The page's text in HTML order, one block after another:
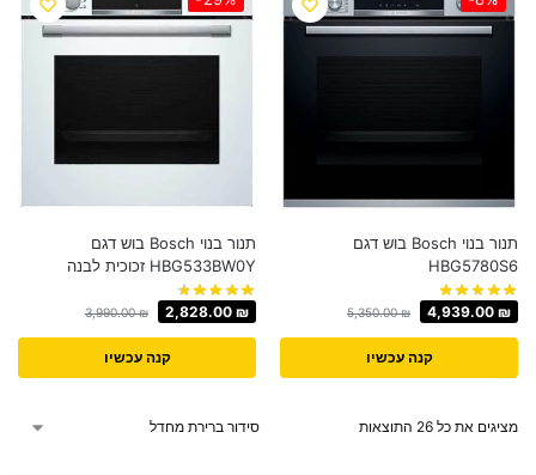
תנור בנוי Bosch בוש דגם
HBG5780S6
5,350.00₪ 4,939.00 ₪
קנה עכשיו
תנור בנוי Bosch בוש דגם
HBG533BW0Y זכוכית לבנה
3,990.00₪ 2,828.00 ₪
קנה עכשיו
מציגים את כל ⁦26⁩ התוצאות